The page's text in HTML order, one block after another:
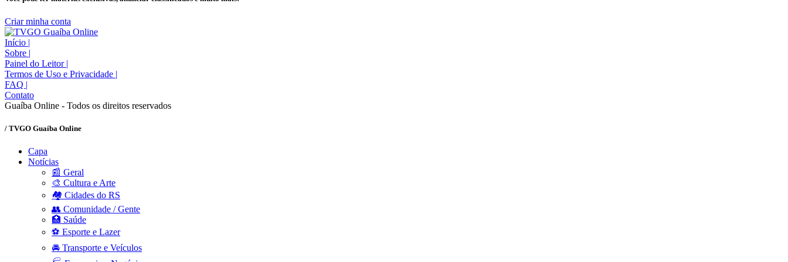
Criar minha conta
Início |
Sobre |
Painel do Leitor |
Termos de Uso e Privacidade |
FAQ |
Contato
Guaíba Online - Todos os direitos reservados
/ TVGO Guaíba Online
Capa
Notícias
📰 Geral
🎨 Cultura e Arte
🏘️ Cidades do RS
👥 Comunidade / Gente
🏥 Saúde
⚽ Esporte e Lazer
🚘 Transporte e Veículos